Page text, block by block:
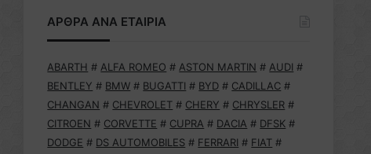
ΑΡΘΡΑ ΑΝΑ ΕΤΑΙΡΙΑ
ABARTH # ALFA ROMEO # ASTON MARTIN # AUDI #
BENTLEY # BMW # BUGATTI # BYD # CADILLAC #
CHANGAN # CHEVROLET # CHERY # CHRYSLER #
CITROEN # CORVETTE # CUPRA # DACIA # DFSK #
DODGE # DS AUTOMOBILES # FERRARI # FIAT #